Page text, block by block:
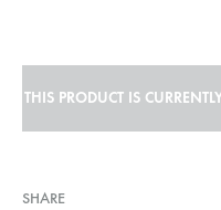
THIS PRODUCT IS
SHARE